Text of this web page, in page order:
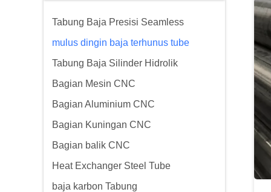
Tabung Baja Presisi Seamless
mulus dingin baja terhunus tube
Tabung Baja Silinder Hidrolik
Bagian Mesin CNC
Bagian Aluminium CNC
Bagian Kuningan CNC
Bagian balik CNC
Heat Exchanger Steel Tube
baja karbon Tabung